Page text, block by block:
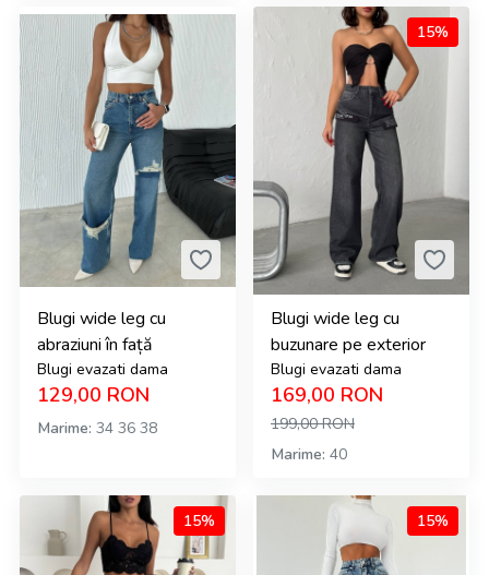
Blugi wide leg cu
abraziuni în față
Blugi evazati dama
129,00 RON
Marime 34 36 38
15%
Blugi wide leg cu
buzunare pe exterior
Blugi evazati dama
169,00 RON
199,00RON
Marime 40
15% 15%